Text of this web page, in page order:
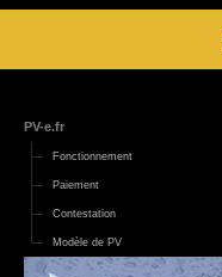
PV-e.fr
Fonctionnement
Paiement
Contestation
Modèle de PV